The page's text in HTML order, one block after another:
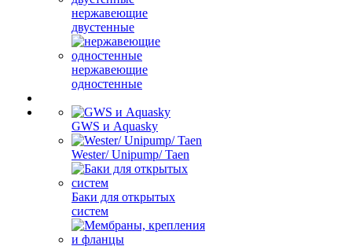
нержавеющие
двустенные
нержавеющие
одностенные
GWS и Aquasky
Wester/ Unipump/ Taen
Баки для открытых
систем